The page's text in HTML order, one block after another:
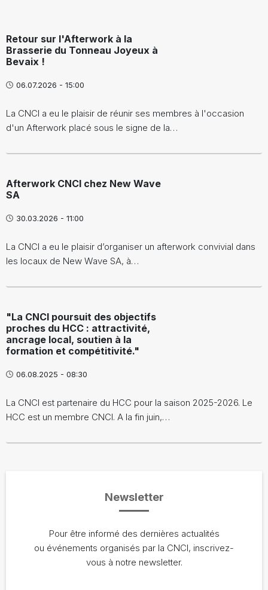
Retour sur l'Afterwork à la
Brasserie du Tonneau Joyeux à
Bevaix !
06.07.2026 - 15:00
La CNCI a eu le plaisir de réunir ses membres à l'occasion
d'un Afterwork placé sous le signe de la…
Afterwork CNCI chez New Wave
SA
30.03.2026 - 11:00
La CNCI a eu le plaisir d’organiser un afterwork convivial dans
les locaux de New Wave SA, à…
"La CNCI poursuit des objectifs
proches du HCC : attractivité,
ancrage local, soutien à la
formation et compétitivité."
06.08.2025 - 08:30
La CNCI est partenaire du HCC pour la saison 2025-2026. Le
HCC est un membre CNCI. A la fin juin,…
Newsletter
Pour être informé des dernières actualités
ou événements organisés par la CNCI, inscrivez-
vous à notre newsletter.